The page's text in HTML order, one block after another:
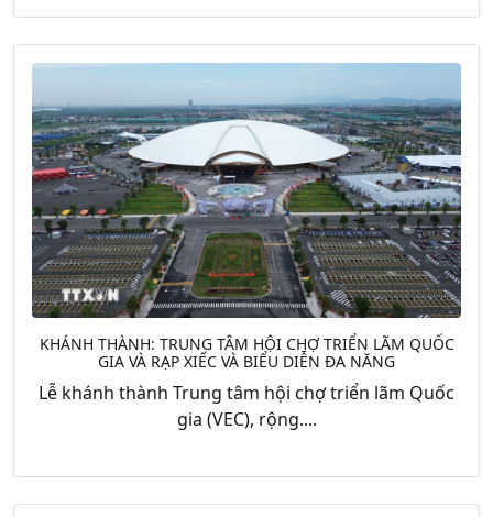
KHÁNH THÀNH: TRUNG TÂM HỘI CHỢ TRIỂN LÃM QUỐC
GIA VÀ RẠP XIẾC VÀ BIỂU DIỄN ĐA NĂNG
Lễ khánh thành Trung tâm hội chợ triển lãm Quốc
gia (VEC), rộng....